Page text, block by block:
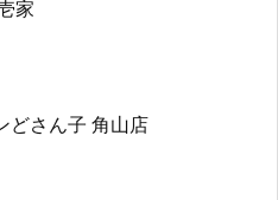
家
どさん子 角山店